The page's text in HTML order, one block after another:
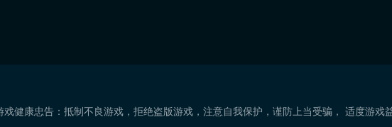
戏健康忠告：抵制不良游戏，拒绝盗版游戏，注意自我保护，谨防上当受骗， 适度游